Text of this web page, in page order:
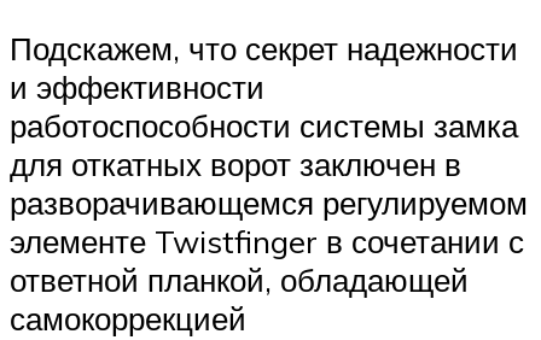
Подскажем, что секрет надежности
и эффективности
работоспособности системы замка
для откатных ворот заключен в
разворачивающемся регулируемом
элементе Twistfinger в сочетании с
ответной планкой, обладающей
самокоррекцией